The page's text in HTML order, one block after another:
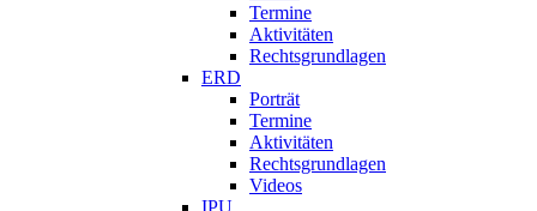
Termine
Aktivitäten
Rechtsgrundlagen
ERD
Porträt
Termine
Aktivitäten
Rechtsgrundlagen
Videos